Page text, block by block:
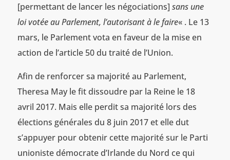
[permettant de lancer les négociations] sans une
loi votée au Parlement, l’autorisant à le faire« . Le 13
mars, le Parlement vota en faveur de la mise en
action de l’article 50 du traité de l’Union.
Afin de renforcer sa majorité au Parlement,
Theresa May le fit dissoudre par la Reine le 18
avril 2017. Mais elle perdit sa majorité lors des
élections générales du 8 juin 2017 et elle dut
s’appuyer pour obtenir cette majorité sur le Parti
unioniste démocrate d’Irlande du Nord ce qui